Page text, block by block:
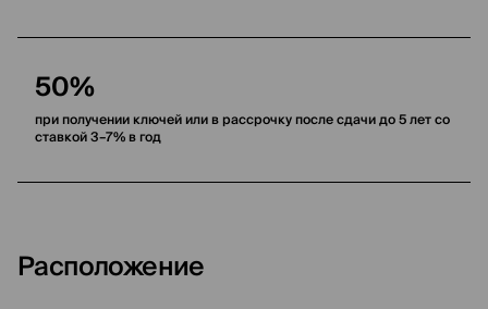
50%
при получении ключей или в рассрочку после сдачи до 5 лет со
ставкой 3–7% в год
Расположение